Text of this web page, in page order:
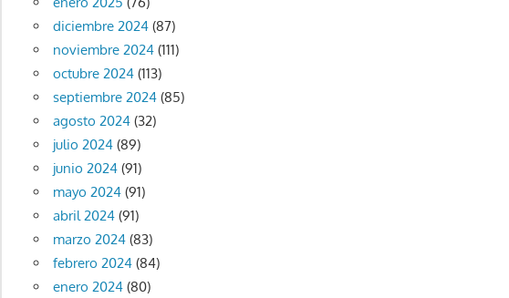
diciembre 2024(87)
noviembre 2024(111)
octubre 2024(113)
septiembre 2024(85)
agosto 2024(32)
julio 2024(89)
junio 2024(91)
mayo 2024(91)
abril 2024(91)
marzo 2024(83)
febrero 2024(84)
enero 2024(80)